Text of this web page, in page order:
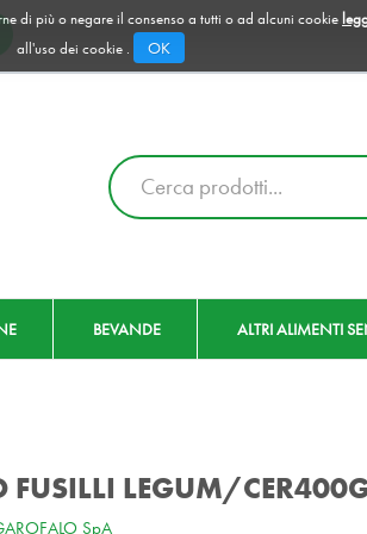
di più o negare il consenso a tutti o ad alcuni cookie
all'uso dei cookie .
OK
Cerca
Prodotto
BEVANDE ALTRI ALIMENTI
FUSILLI LEGUM/
SpA